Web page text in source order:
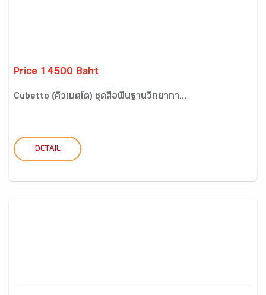
Price 14500 Baht
Cubetto (คิวเบตโต) ชุดสื่อพื้นฐานวิทยากา...
DETAIL